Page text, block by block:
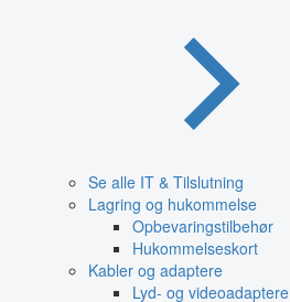
Se alle IT & Tilslutning
Lagring og hukommelse
Opbevaringstilbehør
Hukommelseskort
Kabler og adaptere
Lyd- og videoadaptere